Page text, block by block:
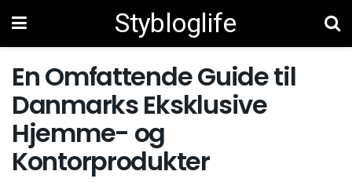
Stybloglife
En Omfattende Guide til
Danmarks Eksklusive
Hjemme- og
Kontorprodukter